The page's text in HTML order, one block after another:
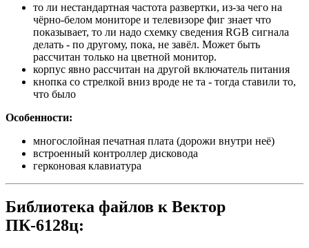
то ли нестандартная частота развертки, из-за чего на
чёрно-белом мониторе и телевизоре фиг знает что
показывает, то ли надо схемку сведения RGB сигнала
делать - по другому, пока, не завёл. Может быть
рассчитан только на цветной монитор.
корпус явно рассчитан на другой включатель питания
кнопка со стрелкой вниз вроде не та - тогда ставили то,
что было
Особенности:
многослойная печатная плата (дорожи внутри неё)
встроенный контроллер дисковода
герконовая клавиатура
Библиотека файлов к Вектор
ПК-6128ц: